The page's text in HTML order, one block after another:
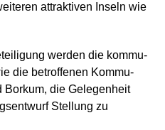
attrak­ti­ven Inseln wie
wer­den die kom­mu­
die betrof­fe­nen Kom­mu­
Bor­kum, die Gele­gen­heit
Stel­lung zu